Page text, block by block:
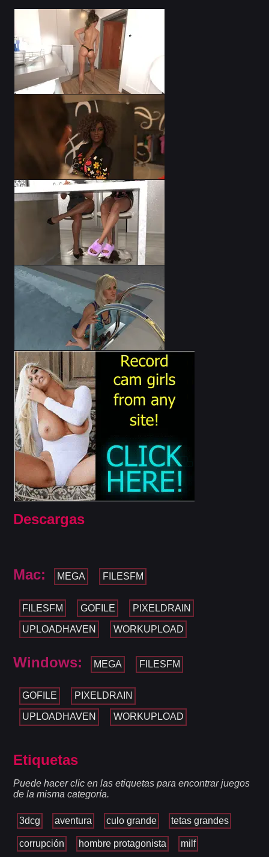
Descargas
Mac: MEGA FILESFM
FILESFM GOFILE PIXELDRAIN
UPLOADHAVEN WORKUPLOAD
Windows: MEGA FILESFM
GOFILE PIXELDRAIN
UPLOADHAVEN WORKUPLOAD
Etiquetas
Puede hacer clic en las etiquetas para encontrar juegos
de la misma categoría.
3dcg aventura culo grande tetas grandes
corrupción hombre protagonista milf